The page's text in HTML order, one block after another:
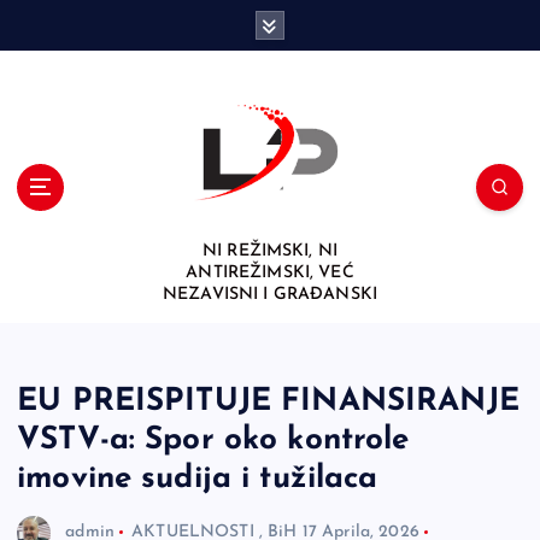
NI REŽIMSKI, NI
ANTIREŽIMSKI, VEĆ
NEZAVISNI I GRAĐANSKI
EU PREISPITUJE FINANSIRANJE
VSTV-a: Spor oko kontrole
imovine sudija i tužilaca
admin AKTUELNOSTI , BiH 17 Aprila, 2026